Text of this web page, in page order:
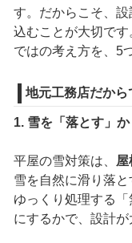
す。だからこそ、
込むことが大切で
ではの考え方を、5
地元工務店だか
1. 雪を「落とす」
平屋の雪対策は、 屋
雪を自然に滑り落
ゆっくり処理する
にするかで、設計が